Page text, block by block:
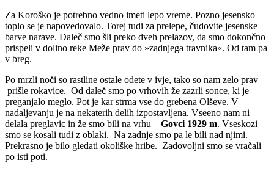
Za Koroško je potrebno vedno imeti lepo vreme. Pozno jesensko
toplo se je napovedovalo. Torej tudi za prelepe, čudovite jesenske
barve narave. Daleč smo šli preko dveh prelazov, da smo dokončno
prispeli v dolino reke Meže prav do »zadnjega travnika«. Od tam pa
v breg.
Po mrzli noči so rastline ostale odete v ivje, tako so nam zelo prav
prišle rokavice. Od daleč smo po vrhovih že zazrli sonce, ki je
preganjalo meglo. Pot je kar strma vse do grebena Olševe. V
nadaljevanju je na nekaterih delih izpostavljena. Vseeno nam ni
delala preglavic in že smo bili na vrhu – Govci 1929 m. Vseskozi
smo se kosali tudi z oblaki. Na zadnje smo pa le bili nad njimi.
Prekrasno je bilo gledati okoliške hribe. Zadovoljni smo se vračali
po isti poti.